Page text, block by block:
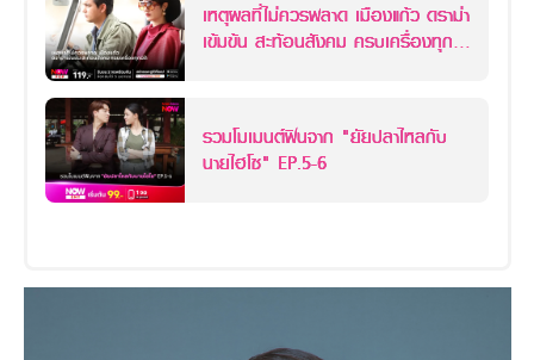
เหตุผลที่ไม่ควรพลาด เมืองแก้ว ดราม่า
เข้มข้น สะท้อนสังคม ครบเครื่องทุก
รวมโมเมนต์ฟินจาก "ยัยปลาไหลกับ
นายไฮโซ" EP.5-6